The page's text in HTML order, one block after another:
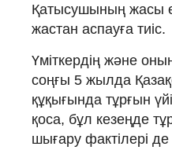
Қатысушының жасы
жастан аспауға тиіс.
Үміткердің және
соңғы 5 жылда
құқығында тұрғын
қоса, бұл кезеңде
шығару фактілері де